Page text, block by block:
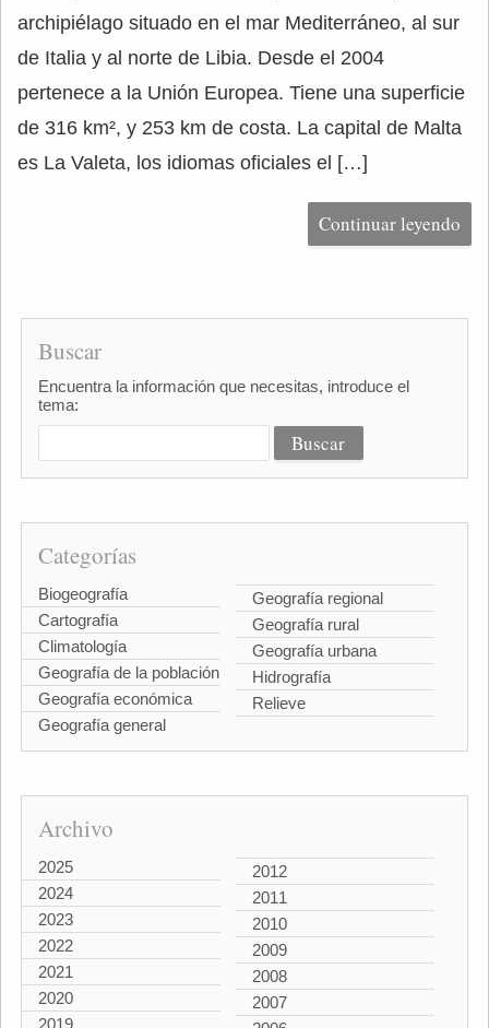
archipiélago situado en el mar Mediterráneo, al sur
de Italia y al norte de Libia. Desde el 2004
pertenece a la Unión Europea. Tiene una superficie
de 316 km², y 253 km de costa. La capital de Malta
es La Valeta, los idiomas oficiales el […]
Continuar leyendo
Buscar
Encuentra la información que necesitas, introduce el
tema:
Categorías
Biogeografía
Cartografía
Climatología
Geografía de la población
Geografía económica
Geografía general
Geografía regional
Geografía rural
Geografía urbana
Hidrografía
Relieve
Archivo
2025
2024
2023
2022
2021
2020
2019
2012
2011
2010
2009
2008
2007